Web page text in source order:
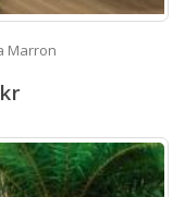
Marron
kr